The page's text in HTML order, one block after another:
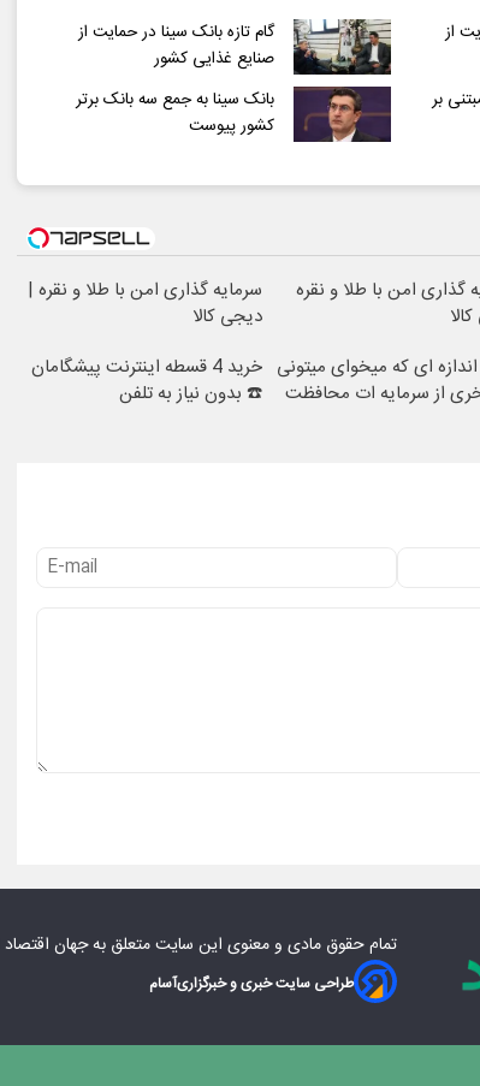
از
گام تازه بانک سینا در حمایت از
صنایع غذایی کشور
بر
بانک سینا به جمع سه بانک برتر
کشور پیوست
گذاری امن با طلا و نقره
سرمایه گذاری امن با طلا و نقره |
دیجی کالا
ای که میخوای میتونی
از سرمایه ات محافظت
خرید 4 قسطه اینترنت پیشگامان
☎️ بدون نیاز به تلفن
تمام حقوق مادی‌ و معنوی این سایت متعلق بهجهان اقتصاد
طراحی سایت خبری و خبرگزاریآسام